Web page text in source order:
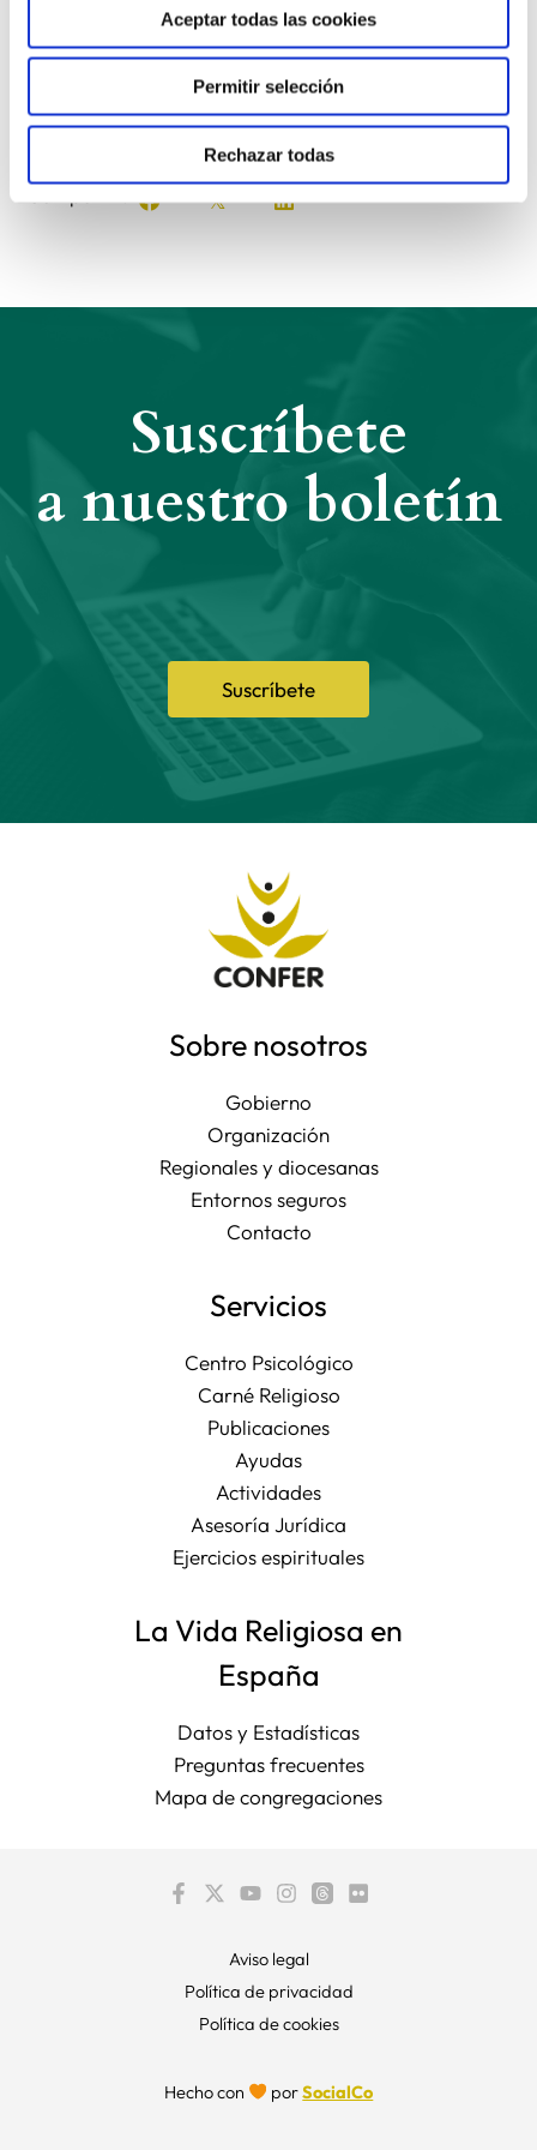
Aceptar todas las cookies
Permitir selección
Rechazar todas
Clausura: 5 de abril de 2015
Suscríbete
Suscríbete
a nuestro boletín
Sobre nosotros
Gobierno
Organización
Regionales y diocesanas
Entornos seguros
Contacto
Servicios
Centro Psicológico
Carné Religioso
Publicaciones
Ayudas
Actividades
Asesoría Jurídica
Ejercicios espirituales
La Vida Religiosa en
España
Datos y Estadísticas
Preguntas frecuentes
Mapa de congregaciones
Aviso legal
Política de privacidad
Política de cookies
Hecho con porSocialCo